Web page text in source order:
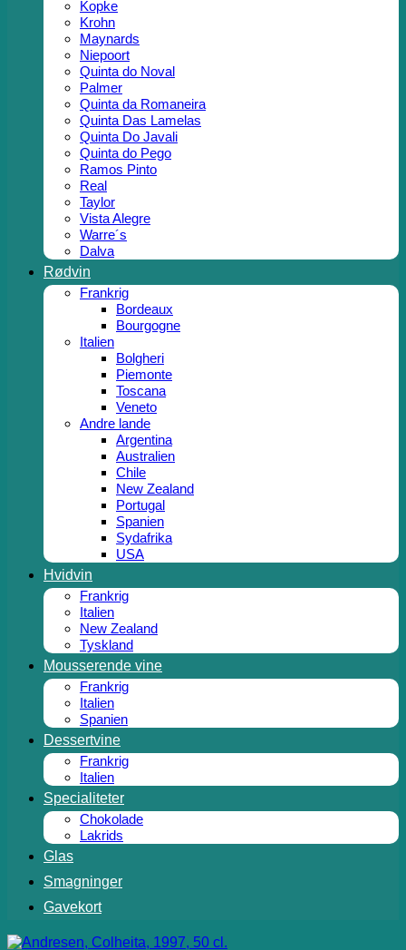
Kopke
Krohn
Maynards
Niepoort
Quinta do Noval
Palmer
Quinta da Romaneira
Quinta Das Lamelas
Quinta Do Javali
Quinta do Pego
Ramos Pinto
Real
Taylor
Vista Alegre
Warre´s
Dalva
Rødvin
Frankrig
Bordeaux
Bourgogne
Italien
Bolgheri
Piemonte
Toscana
Veneto
Andre lande
Argentina
Australien
Chile
New Zealand
Portugal
Spanien
Sydafrika
USA
Hvidvin
Frankrig
Italien
New Zealand
Tyskland
Mousserende vine
Frankrig
Italien
Spanien
Dessertvine
Frankrig
Italien
Specialiteter
Chokolade
Lakrids
Glas
Smagninger
Gavekort